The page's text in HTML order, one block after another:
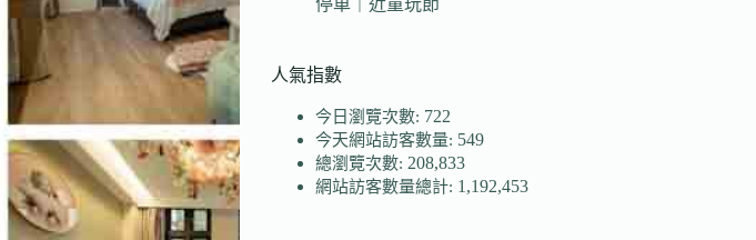
人氣指數
今日瀏覽次數: 722
今天網站訪客數量: 549
總瀏覽次數: 208,833
網站訪客數量總計: 1,192,453